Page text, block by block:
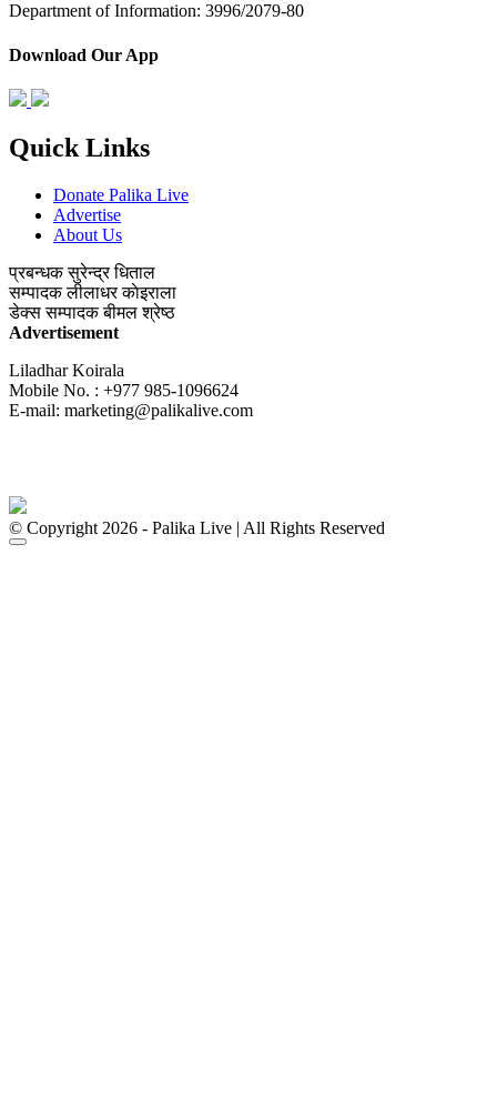
Department of Information: 3996/2079-80
Download Our App
Quick Links
Donate Palika Live
Advertise
About Us
प्रबन्धकसुरेन्द्र धिताल
सम्पादकलीलाधर काेइराला
डेक्स सम्पादकबीमल श्रेष्ठ
Advertisement
Liladhar Koirala
Mobile No. : +977 985-1096624
E-mail: marketing@palikalive.com
© Copyright 2026 - Palika Live | All Rights Reserved